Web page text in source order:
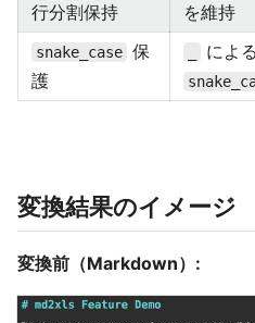
行分割保持
を維持
snake_case 保
護
によ
変換結果のイメージ
変換前（Markdown）: